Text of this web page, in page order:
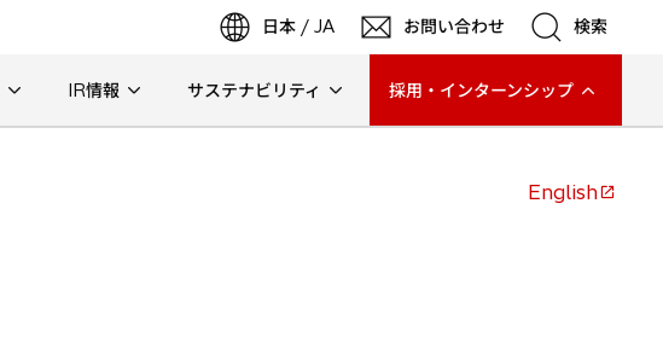
日本 / JA お問い合わせ 検索
検索
IR情報 サステナビリティ 採用・インターンシップ
English
新